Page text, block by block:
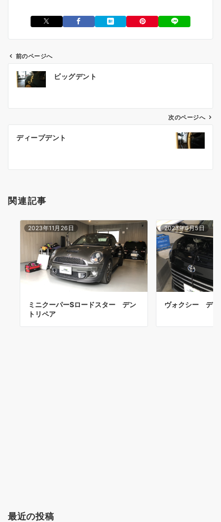
ン
前のページへ
ビッグデント
次のページへ
ディープデント
関連記事
2023年11月26日
ミニクーパーSロードスター デン
トリペア
2023年6月5日
ヴォクシー デン
最近の投稿